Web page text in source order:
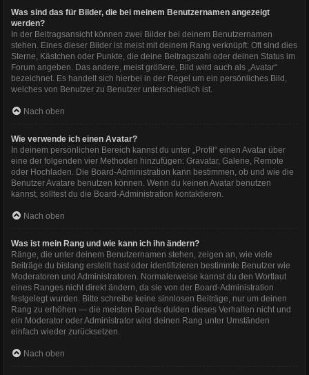
Was sind das für Bilder, die bei meinem Benutzernamen angezeigt
werden?
In der Beitragsansicht können zwei Bilder bei deinem Benutzernamen
stehen. Eines dieser Bilder ist meist mit deinem Rang verknüpft: Oft sind dies
Sterne, Kästchen oder Punkte, die deine Beitragszahl oder deinen Status im
Forum angeben. Das andere, meist größere, Bild wird auch als „Avatar“
bezeichnet. Es handelt sich hierbei in der Regel um ein persönliches Bild,
welches von Benutzer zu Benutzer unterschiedlich ist.
Nach oben
Wie verwende ich einen Avatar?
In deinem persönlichen Bereich kannst du unter „Profil“ einen Avatar über
eine der folgenden vier Methoden hinzufügen: Gravatar, Galerie, Remote
oder Hochladen. Die Board-Administration kann bestimmen, ob und wie die
Benutzer Avatare benutzen können. Wenn du keinen Avatar benutzen
kannst, solltest du die Board-Administration kontaktieren.
Nach oben
Was ist mein Rang und wie kann ich ihn ändern?
Ränge, die unter deinem Benutzernamen stehen, zeigen an, wie viele
Beiträge du bislang erstellt hast oder identifizieren bestimmte Benutzer wie
Moderatoren und Administratoren. Normalerweise kannst du den Wortlaut
eines Ranges nicht direkt ändern, da sie von der Board-Administration
festgelegt wurden. Bitte schreibe keine sinnlosen Beiträge, nur um deinen
Rang zu erhöhen — die meisten Boards dulden dieses Verhalten nicht und
ein Moderator oder Administrator wird deinen Rang unter Umständen
einfach wieder zurücksetzen.
Nach oben